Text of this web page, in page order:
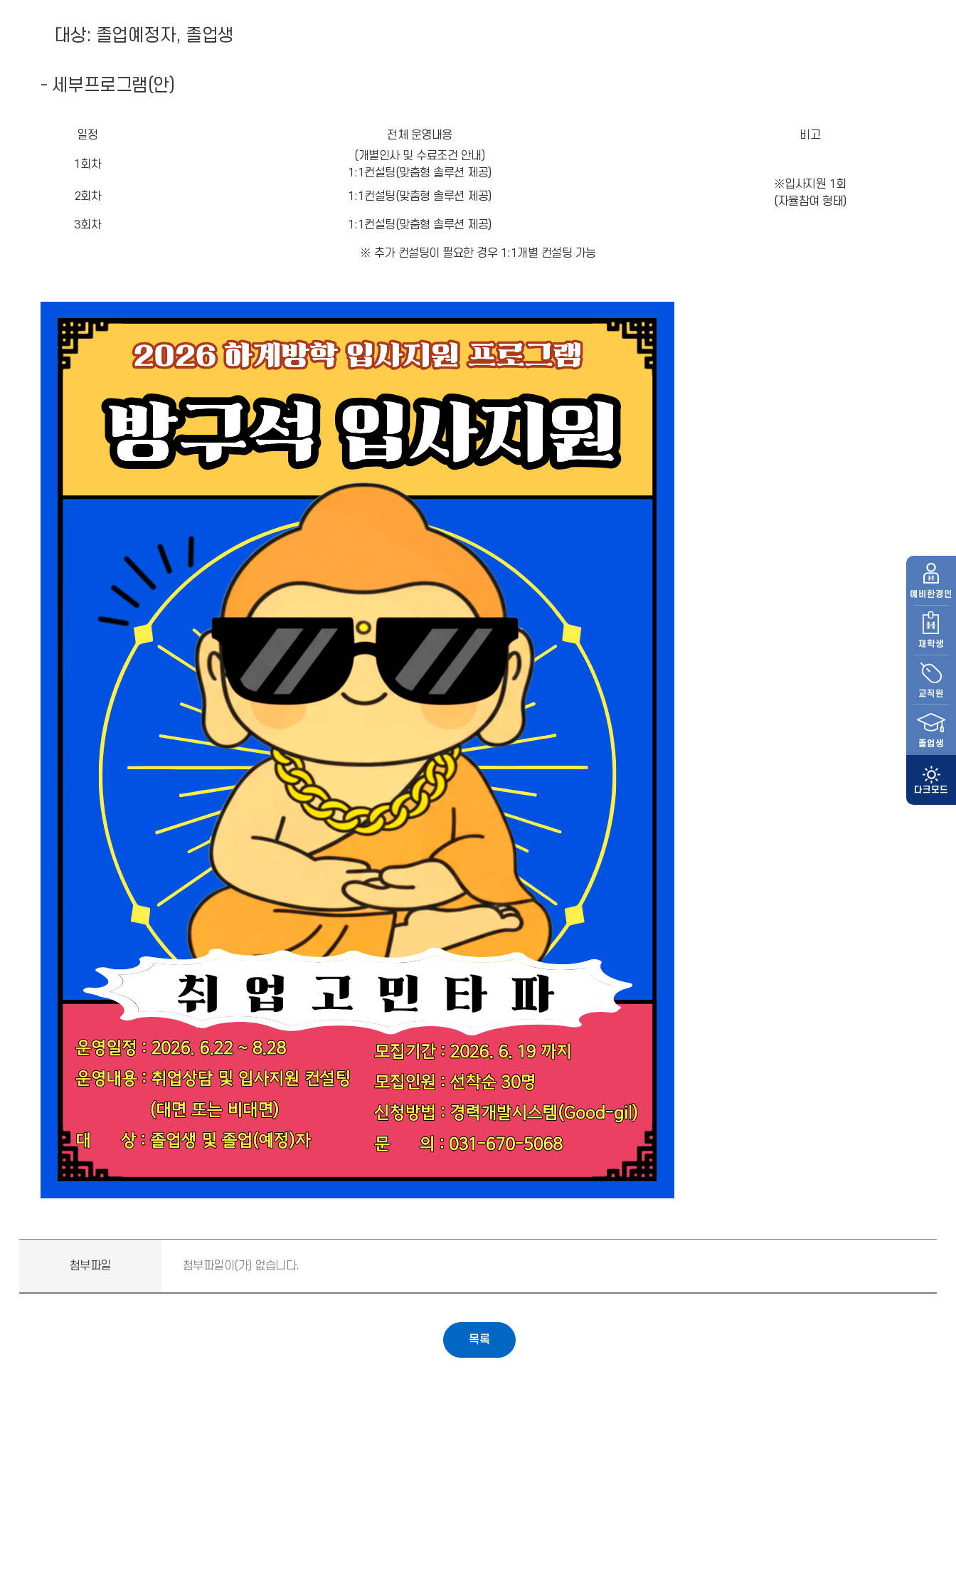
예비 한경인
재학생
교직원
졸업생
대상: 졸업예정자, 졸업생
- 세부프로그램(안)
일정 전체 운영내용 비고
1회차
(개별인사 및 수료조건 안내)
1:1컨설팅(맞춤형 솔루션 제공)
※입사지원 1회
(자율참여 형태)
2회차 1:1컨설팅(맞춤형 솔루션 제공)
3회차 1:1컨설팅(맞춤형 솔루션 제공)
※ 추가 컨설팅이 필요한 경우 1:1개별 컨설팅 가능
첨부파일 첨부파일이(가) 없습니다.